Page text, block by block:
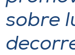
Atendimento ao
Portal de Ensino
sobre